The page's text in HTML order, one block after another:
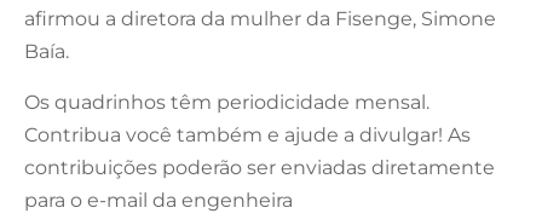
afirmou a diretora da mulher da Fisenge, Simone
Baía.
Os quadrinhos têm periodicidade mensal.
Contribua você também e ajude a divulgar! As
contribuições poderão ser enviadas diretamente
para o e-mail da engenheira